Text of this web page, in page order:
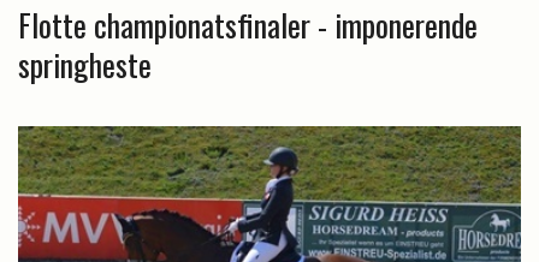
Flotte championatsfinaler - imponerende
springheste